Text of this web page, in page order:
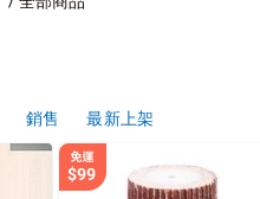
銷售 最新上架